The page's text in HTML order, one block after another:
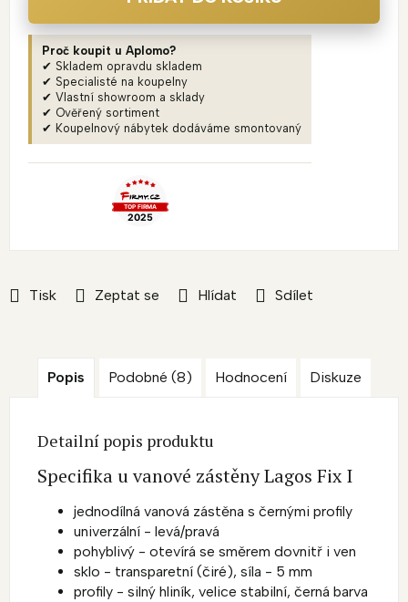
Tisk Zeptat se Hlídat Sdílet
Proč koupit u Aplomo?
✔ Skladem opravdu skladem
✔ Specialisté na koupelny
✔ Vlastní showroom a sklady
✔ Ověřený sortiment
✔ Koupelnový nábytek dodáváme smontovaný
Popis Podobné (8) Hodnocení Diskuze
Detailní popis produktu
Specifika u vanové zástěny Lagos Fix I
jednodílná vanová zástěna s černými profily
univerzální - levá/pravá
pohyblivý - otevírá se směrem dovnitř i ven
sklo - transparetní (čiré), síla - 5 mm
profily - silný hliník, velice stabilní, černá barva